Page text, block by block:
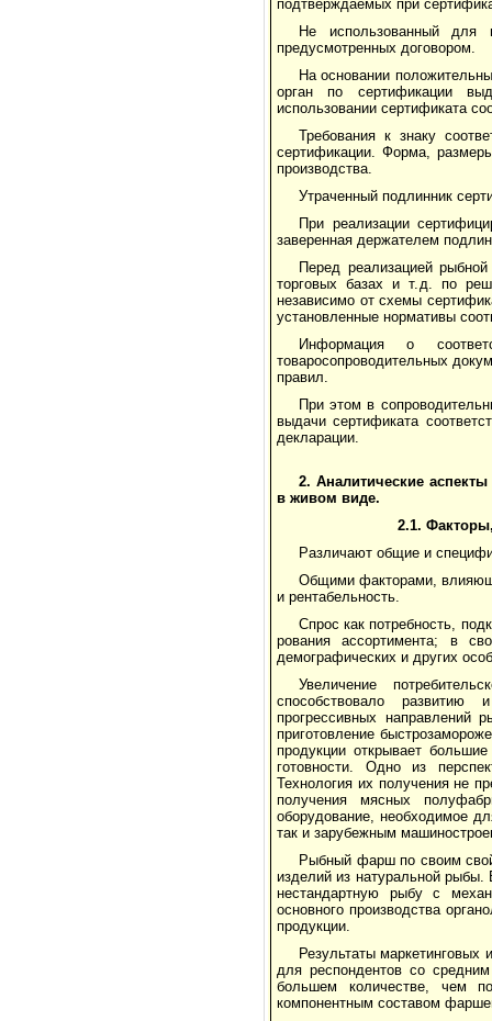
подтверждаемых при
Не использованный для
предусмотренных договором.
На основании
орган по сертификации
использовании сертификата
Требования к знаку
сертификации. Форма,
производства.
Утраченный подлинник
При реализации
заверенная держателем
Перед реализацией
торговых базах и т.д. по
независимо от схемы
установленные нормативы
Информация о
товаросопроводительных
правил.
При этом в
выдачи сертификата
декларации.
2. Аналитические
в живом виде.
2.1.
Различают об­щие и
Общими факторами,
и рентабельность.
Спрос как потребность,
рования ассортимента; в
демографичес­ких и других
Увеличение
способствовало развитию
прогрессивных направле­ний
приготовле­ние
продукции открывает
готовности. Одно из
Технология их получения не
получения мясных
оборудование, необходимое
так и зару­бежным
Рыбный фарш по своим
из­делий из натуральной рыбы.
нестандартную ры­бу с
основного производства
продукции.
Результаты
для респондентов со
большем количестве, чем
компонентным составом